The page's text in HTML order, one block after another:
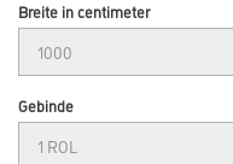
Breite in centimeter
Gebinde